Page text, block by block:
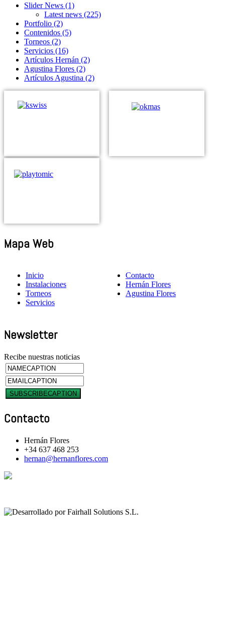
Slider News (1)
Latest news (225)
Portfolio (2)
Contenidos (5)
Torneos (2)
Servicios (16)
Artículos Hernán (2)
Agustina Flores (2)
Artículos Agustina (2)
Mapa Web
Inicio
Instalaciones
Torneos
Servicios
Contacto
Hernán Flores
Agustina Flores
Newsletter
Recibe nuestras noticias
Contacto
Hernán Flores
+34 637 468 253
hernan@hernanflores.com